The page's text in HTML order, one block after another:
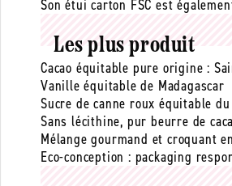
Son étui carton FSC est
Les plus produit
Cacao équitable pure origine :
Vanille équitable de Madagascar
Sucre de canne roux équitable
Sans lécithine, pur beurre de
Mélange gourmand et croquant
Eco-conception : packaging